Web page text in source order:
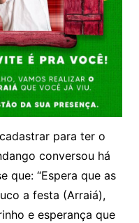
para ter o
conversou há
que: “Espera que as
a festa (Arraiá),
e esperança que